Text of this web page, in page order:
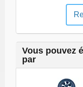
Vous pouvez
par